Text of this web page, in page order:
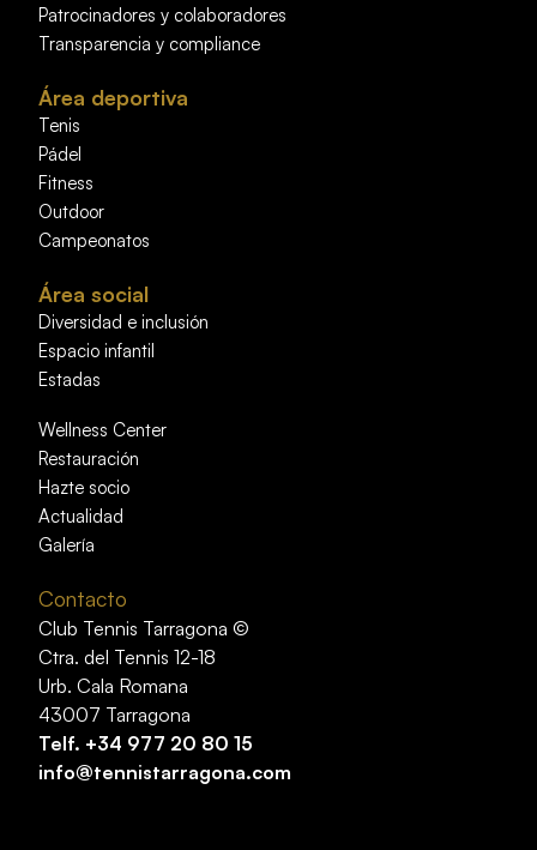
Patrocinadores y colaboradores
Transparencia y compliance
Área deportiva
Tenis
Pádel
Fitness
Outdoor
Campeonatos
Área social
Diversidad e inclusión
Espacio infantil
Estadas
Wellness Center
Restauración
Hazte socio
Actualidad
Galería
Contacto
Club Tennis Tarragona ©
Ctra. del Tennis 12-18
Urb. Cala Romana
43007 Tarragona
Telf. +34 977 20 80 15
info@tennistarragona.com